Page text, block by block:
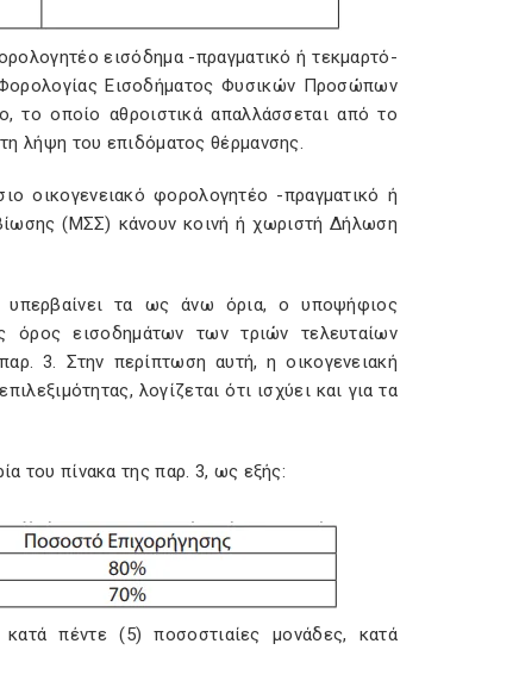
εισόδημα -πραγματικό ή τεκμαρτό-
Εισοδήματος Φυσικών Προσώπων
το οποίο αθροιστικά απαλλάσσεται από το
λήψη του επιδόματος θέρμανσης.
οικογενειακό φορολογητέο -πραγματικό ή
(ΜΣΣ) κάνουν κοινή ή χωριστή Δήλωση
τα ως άνω όρια, ο υποψήφιος
όρος εισοδημάτων των τριών τελευταίων
3. Στην περίπτωση αυτή, η οικογενειακή
λογίζεται ότι ισχύει και για τα
του πίνακα της παρ. 3, ως εξής:
πέντε (5) ποσοστιαίες μονάδες, κατά